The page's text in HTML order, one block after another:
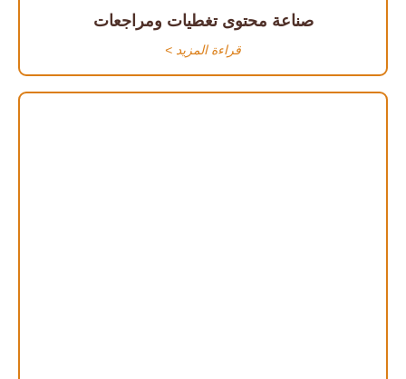
صناعة محتوى تغطيات ومراجعات
قراءة المزيد >